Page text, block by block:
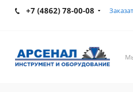
+7 (4862) 78-00-08